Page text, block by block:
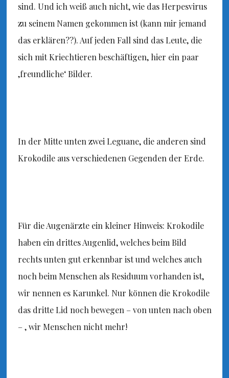
sind. Und ich weiß auch nicht, wie das Herpesvirus
zu seinem Namen gekommen ist (kann mir jemand
das erklären??). Auf jeden Fall sind das Leute, die
sich mit Kriechtieren beschäftigen, hier ein paar
‚freundliche‘ Bilder.
In der Mitte unten zwei Leguane, die anderen sind
Krokodile aus verschiedenen Gegenden der Erde.
Für die Augenärzte ein kleiner Hinweis: Krokodile
haben ein drittes Augenlid, welches beim Bild
rechts unten gut erkennbar ist und welches auch
noch beim Menschen als Residuum vorhanden ist,
wir nennen es Karunkel. Nur können die Krokodile
das dritte Lid noch bewegen – von unten nach oben
– , wir Menschen nicht mehr!